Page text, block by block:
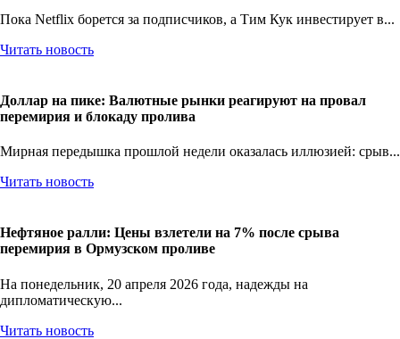
Пока Netflix борется за подписчиков, а Тим Кук инвестирует в...
Читать новость
Доллар на пике: Валютные рынки реагируют на провал
перемирия и блокаду пролива
Мирная передышка прошлой недели оказалась иллюзией: срыв...
Читать новость
Нефтяное ралли: Цены взлетели на 7% после срыва
перемирия в Ормузском проливе
На понедельник, 20 апреля 2026 года, надежды на
дипломатическую...
Читать новость